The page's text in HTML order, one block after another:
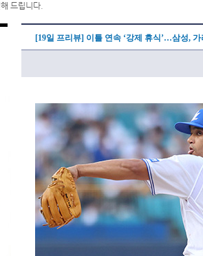
드립니다.
[19일 프리뷰] 이틀 연속 ‘강제 휴식’…삼성,